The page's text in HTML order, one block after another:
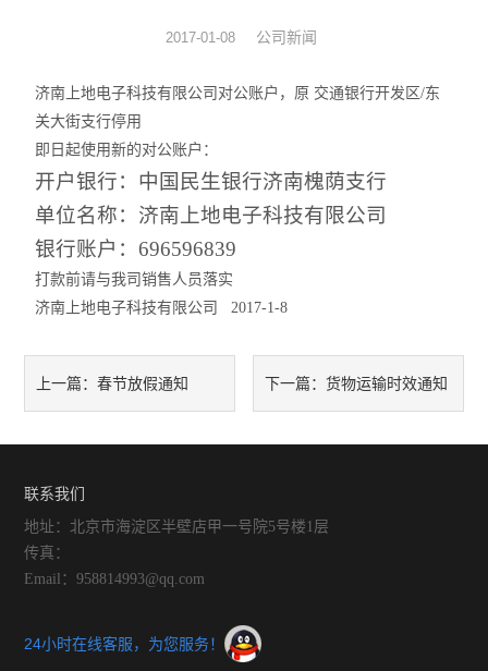
医疗器械/药品/环境/生物
油品/石油化工/电力仪器
水分仪/通用仪器/实验家具
原子荧光光度计-X荧光光谱
试验机*建筑仪器/建材仪器
2017-01-08 公司新闻
济南上地电子科技有限公司对公账户，原 交通银行开发区/东
关大街支行停用
即日起使用新的对公账户：
开户银行：中国民生银行济南槐荫支行
单位名称：济南上地电子科技有限公司
银行账户：696596839
打款前请与我司销售人员落实
济南上地电子科技有限公司 2017-1-8
上一篇：春节放假通知 下一篇： 货物运输时效通知
联系我们
地址：北京市海淀区半壁店甲一号院5号楼1层
传真：
Email：958814993@qq.com
24小时在线客服，为您服务！